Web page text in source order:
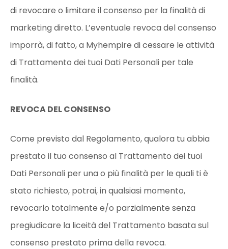
di revocare o limitare il consenso per la finalità di
marketing diretto. L’eventuale revoca del consenso
imporrà, di fatto, a Myhempire di cessare le attività
di Trattamento dei tuoi Dati Personali per tale
finalità.
REVOCA DEL CONSENSO
Come previsto dal Regolamento, qualora tu abbia
prestato il tuo consenso al Trattamento dei tuoi
Dati Personali per una o più finalità per le quali ti è
stato richiesto, potrai, in qualsiasi momento,
revocarlo totalmente e/o parzialmente senza
pregiudicare la liceità del Trattamento basata sul
consenso prestato prima della revoca.